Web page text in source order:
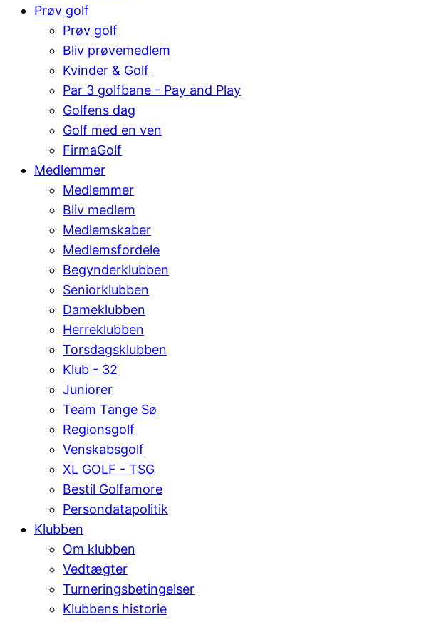
Prøv golf
Prøv golf
Bliv prøvemedlem
Kvinder & Golf
Par 3 golfbane - Pay and Play
Golfens dag
Golf med en ven
FirmaGolf
Medlemmer
Medlemmer
Bliv medlem
Medlemskaber
Medlemsfordele
Begynderklubben
Seniorklubben
Dameklubben
Herreklubben
Torsdagsklubben
Klub - 32
Juniorer
Team Tange Sø
Regionsgolf
Venskabsgolf
XL GOLF - TSG
Bestil Golfamore
Persondatapolitik
Klubben
Om klubben
Vedtægter
Turneringsbetingelser
Klubbens historie